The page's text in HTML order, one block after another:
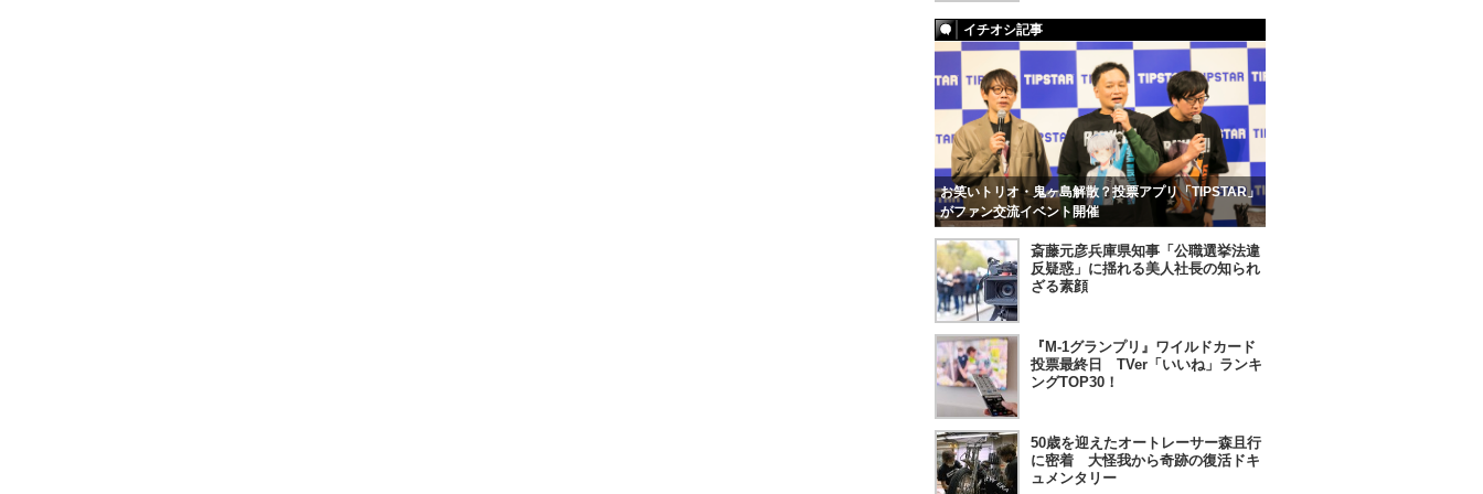
イチオシ記事
お笑いトリオ・鬼ヶ島解散？投票アプリ「TIPSTAR」
がファン交流イベント開催
斎藤元彦兵庫県知事「公職選挙法違
反疑惑」に揺れる美人社長の知られ
ざる素顔
『M-1グランプリ』ワイルドカード
投票最終日 TVer「いいね」ランキ
ングTOP30！
50歳を迎えたオートレーサー森且行
に密着 大怪我から奇跡の復活ドキ
ュメンタリー